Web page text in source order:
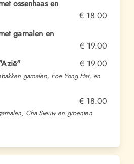
ossenhaas en
€ 18.00
garnalen en
€ 19.00
€ 19.00
garnalen, Foe Yong Hai, en
€ 18.00
Cha Sieuw en groenten